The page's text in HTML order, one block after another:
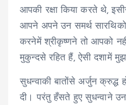
आपकी रक्षा किया करते थे,
आपने अपने उन समर्थ सारथिको
करनेमें श्रीकृष्णने तो आपको
मुकुन्दसे रहित हैं, ऐसी दशामें
सुधन्वाकी बातोंसे अर्जुन क्रुद्ध
दी। परंतु हँसते हुए सुधन्वाने